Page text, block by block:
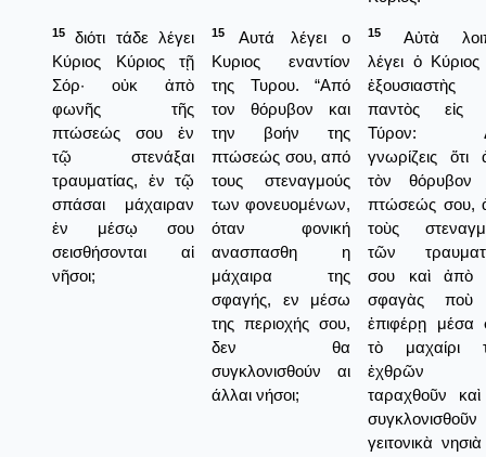
15
διότι τάδε λέγει
Κύριος Κύριος τῇ
Σόρ· οὐκ ἀπὸ
φωνῆς τῆς
πτώσεώς σου ἐν
τῷ στενάξαι
τραυματίας, ἐν τῷ
σπάσαι μάχαιραν
ἐν μέσῳ σου
σεισθήσονται αἱ
νῆσοι;
15
Αυτά λέγει ο
Κυριος εναντίον
της Τυρου. “Από
τον θόρυβον και
την βοήν της
πτώσεώς σου, από
τους στεναγμούς
των φονευομένων,
όταν φονική
ανασπασθη η
μάχαιρα της
σφαγής, εν μέσω
της περιοχής σου,
δεν θα
συγκλονισθούν αι
άλλαι νήσοι;
15
Αὐτὰ
λέγει ὁ Κύριος
ἐξουσιαστὴς
παντὸς εἰς
Τύρον:
γνωρίζεις ὅτι
τὸν θόρυβον
πτώσεώς σου,
τοὺς
τῶν
σου καὶ ἀπὸ
σφαγὰς ποὺ
ἐπιφέρῃ μέσα
τὸ μαχαίρι
ἐχθρῶν
ταραχθοῦν
γειτονικὰ